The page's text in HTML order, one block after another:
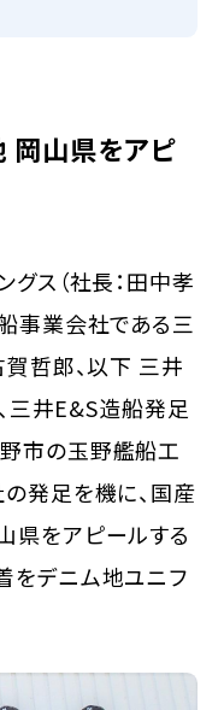
岡山県をアピ
ス（社長：田中孝
事業会社である三
哲郎、以下 三井
三井E&S造船発足
市の玉野艦船工
発足を機に、国産
県をアピールする
をデニム地ユニフ